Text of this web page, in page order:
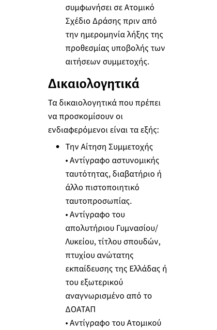
συμφωνήσει σε Ατομικό
Σχέδιο Δράσης πριν από
την ημερομηνία λήξης της
προθεσμίας υποβολής των
αιτήσεων συμμετοχής.
Δικαιολογητικά
Τα δικαιολογητικά που πρέπει
να προσκομίσουν οι
ενδιαφερόμενοι είναι τα εξής:
Την Αίτηση Συμμετοχής
• Αντίγραφο αστυνομικής
ταυτότητας, διαβατήριο ή
άλλο πιστοποιητικό
ταυτοπροσωπίας.
• Αντίγραφο του
απολυτήριου Γυμνασίου/
Λυκείου, τίτλου σπουδών,
πτυχίου ανώτατης
εκπαίδευσης της Ελλάδας ή
του εξωτερικού
αναγνωρισμένο από το
ΔΟΑΤΑΠ
• Αντίγραφο του Ατομικού